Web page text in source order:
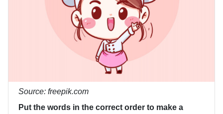
Source: freepik.com
Put the words in the correct order to make a